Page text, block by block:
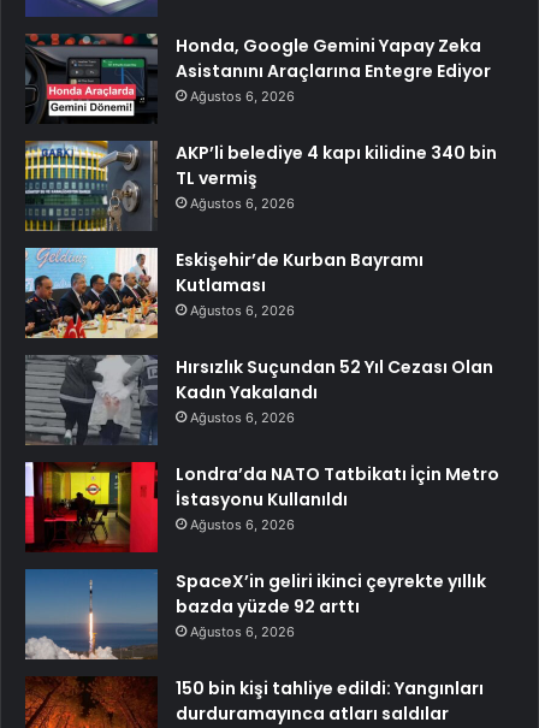
Honda, Google Gemini Yapay Zeka
Asistanını Araçlarına Entegre Ediyor
Ağustos 6, 2026
AKP’li belediye 4 kapı kilidine 340 bin
TL vermiş
Ağustos 6, 2026
Eskişehir’de Kurban Bayramı
Kutlaması
Ağustos 6, 2026
Hırsızlık Suçundan 52 Yıl Cezası Olan
Kadın Yakalandı
Ağustos 6, 2026
Londra’da NATO Tatbikatı İçin Metro
İstasyonu Kullanıldı
Ağustos 6, 2026
SpaceX’in geliri ikinci çeyrekte yıllık
bazda yüzde 92 arttı
Ağustos 6, 2026
150 bin kişi tahliye edildi: Yangınları
durduramayınca atları saldılar